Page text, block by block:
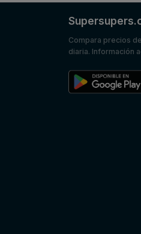
Compara precios
diaria. Información